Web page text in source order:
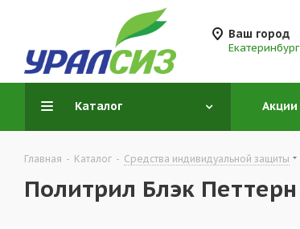
Ваш город
Екатеринбург
Каталог Акции
Главная - Каталог - Средства индивидуальной защиты
Политрил Блэк Петтерн